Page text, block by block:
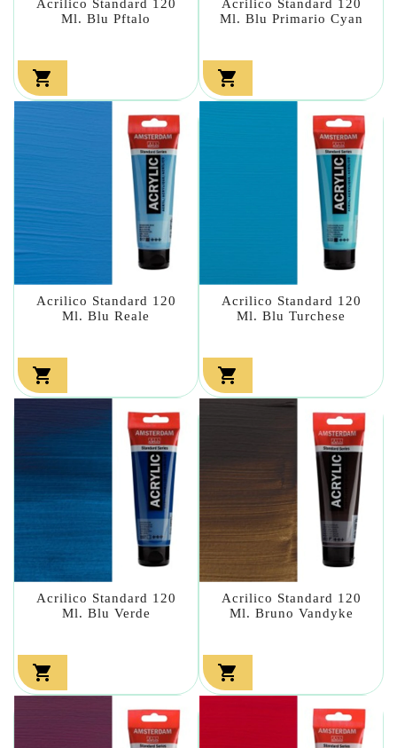
Acrilico Standard 120
Ml. Blu Pftalo

Acrilico Standard 120
Ml. Blu Primario Cyan

Acrilico Standard 120
Ml. Blu Reale

Acrilico Standard 120
Ml. Blu Turchese

Acrilico Standard 120
Ml. Blu Verde

Acrilico Standard 120
Ml. Bruno Vandyke
